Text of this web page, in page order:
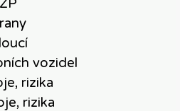
vozidel
rizika
rizika